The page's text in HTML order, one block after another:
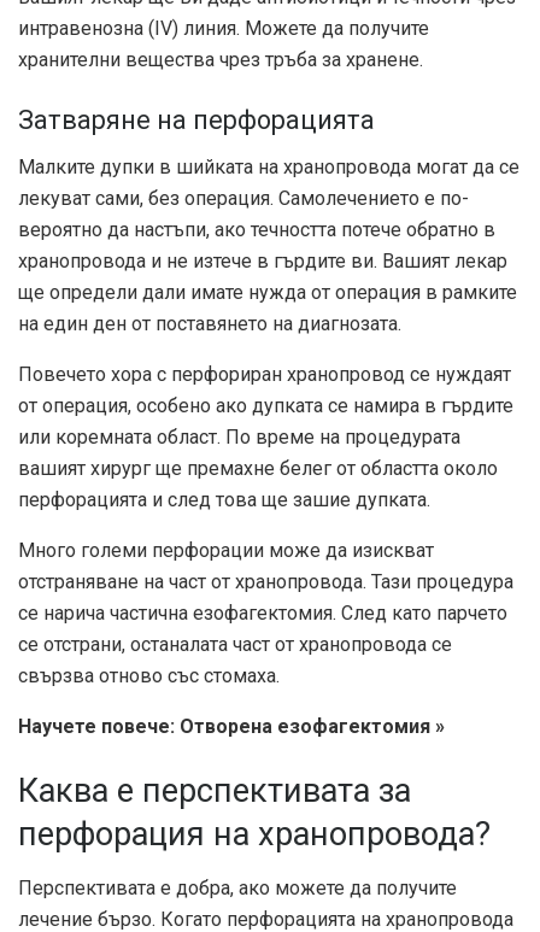
интравенозна (IV) линия. Можете да получите
хранителни вещества чрез тръба за хранене.
Затваряне на перфорацията
Малките дупки в шийката на хранопровода могат да се
лекуват сами, без операция. Самолечението е по-
вероятно да настъпи, ако течността потече обратно в
хранопровода и не изтече в гърдите ви. Вашият лекар
ще определи дали имате нужда от операция в рамките
на един ден от поставянето на диагнозата.
Повечето хора с перфориран хранопровод се нуждаят
от операция, особено ако дупката се намира в гърдите
или коремната област. По време на процедурата
вашият хирург ще премахне белег от областта около
перфорацията и след това ще зашие дупката.
Много големи перфорации може да изискват
отстраняване на част от хранопровода. Тази процедура
се нарича частична езофагектомия. След като парчето
се отстрани, останалата част от хранопровода се
свързва отново със стомаха.
Научете повече: Отворена езофагектомия »
Каква е перспективата за
перфорация на хранопровода?
Перспективата е добра, ако можете да получите
лечение бързо. Когато перфорацията на хранопровода